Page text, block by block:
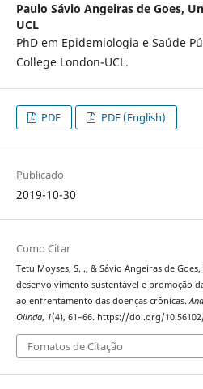
Paulo Sávio Angeiras de Goes,
UCL
PhD em Epidemiologia e Saúde
College London-UCL.
PDF PDF (English)
Publicado
2019-10-30
Como Citar
Tetu Moyses, S. ., & Sávio Angeiras de
desenvolvimento sustentável e promoção
ao enfrentamento das doenças crônicas.
Olinda, 1(4), 61–66. https://doi.org/
Fomatos de Citação